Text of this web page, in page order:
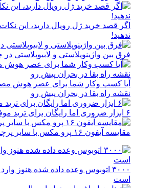
اگر قصد خرید ژل رویال دارید، این
ندهید!
فرق بین واژینوپلاستی و لابیوپلاستی
آیا کسب وکار شما برای عصر هوش
نقشه راه بقا در بحران پیش رو
۶ ابزار ضروری اما رایگان برای ترید موفق در فارکس
مقایسه آیفون ۱۶ پرو مکس با سایر پرچمداران بازار
۳۰۰۰ اتوبوس وعده داده شده هنوز
است